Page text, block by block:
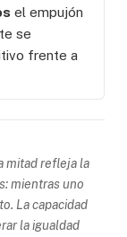
el empujón
se
frente a
mitad refleja la
mientras uno
La capacidad
la igualdad